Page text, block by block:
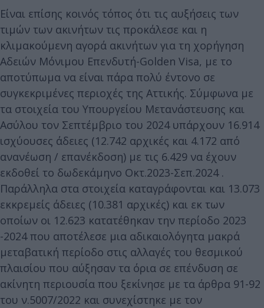
Είναι επίσης κοινός τόπος ότι τις αυξήσεις των
τιμών των ακινήτων τις προκάλεσε και η
κλιμακούμενη αγορά ακινήτων για τη χορήγηση
Αδειών Μόνιμου Επενδυτή-Golden Visa, με το
αποτύπωμα να είναι πάρα πολύ έντονο σε
συγκεκριμένες περιοχές της Αττικής. Σύμφωνα με
τα στοιχεία του Υπουργείου Μετανάστευσης και
Ασύλου τον Σεπτέμβριο του 2024 υπάρχουν 16.914
ισχύουσες άδειες (12.742 αρχικές και 4.172 από
ανανέωση / επανέκδοση) με τις 6.429 να έχουν
εκδοθεί το δωδεκάμηνο Οκτ.2023-Σεπ.2024 .
Παράλληλα στα στοιχεία καταγράφονται και 13.073
εκκρεμείς άδειες (10.381 αρχικές) και εκ των
οποίων οι 12.623 κατατέθηκαν την περίοδο 2023
-2024 που αποτέλεσε μια αδικαιολόγητα μακρά
μεταβατική περίοδο στις αλλαγές του θεσμικού
πλαισίου που αύξησαν τα όρια σε επένδυση σε
ακίνητη περιουσία που ξεκίνησε με τα άρθρα 91-92
του ν.5007/2022 και συνεχίστηκε με τον